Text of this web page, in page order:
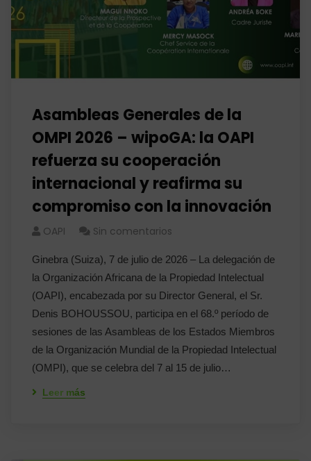
Asambleas Generales de la
OMPI 2026 – wipoGA: la OAPI
refuerza su cooperación
internacional y reafirma su
compromiso con la innovación
OAPI Sin comentarios
Ginebra (Suiza), 7 de julio de 2026 – La delegación de
la Organización Africana de la Propiedad Intelectual
(OAPI), encabezada por su Director General, el Sr.
Denis BOHOUSSOU, participa en el 68.º período de
sesiones de las Asambleas de los Estados Miembros
de la Organización Mundial de la Propiedad Intelectual
(OMPI), que se celebra del 7 al 15 de julio…
Leer más